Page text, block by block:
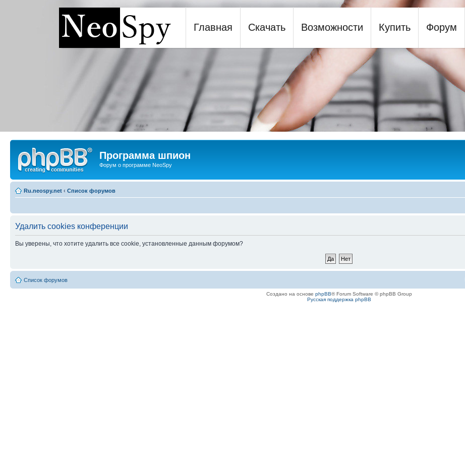
Программа шпион NeoSpy
Главная Скачать Возможности Купить Форум
Программа шпион
Форум о программе NeoSpy
Ru.neospy.net ‹ Список форумов
Удалить cookies конференции
Вы уверены, что хотите удалить все cookie, установленные данным форумом?
Список форумов
Создано на основе phpBB® Forum Software © phpBB Group
Русская поддержка phpBB